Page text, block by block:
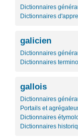
Dictionnaires
Dictionnaires
galicien
Dictionnaires
Dictionnaires
gallois
Dictionnaires
Portails et
Dictionnaires
Dictionnaires